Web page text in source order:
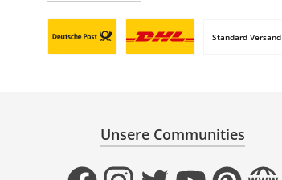
Standard Versand
Unsere Communities